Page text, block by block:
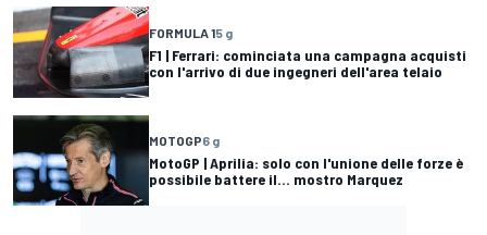
FORMULA 15 g
F1 | Ferrari: cominciata una campagna acquisti
con l'arrivo di due ingegneri dell'area telaio
MOTOGP6 g
MotoGP | Aprilia: solo con l'unione delle forze è
possibile battere il... mostro Marquez